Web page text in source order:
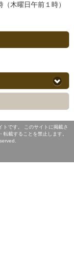
木曜日午前１時）
トです。 このサイトに掲載さ
載することを禁止します。